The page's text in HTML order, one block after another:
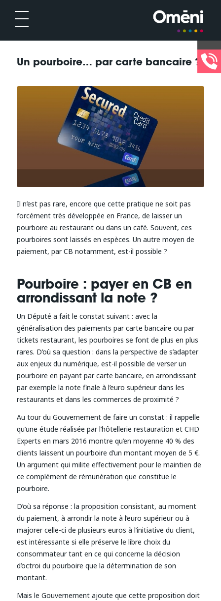
Un pourboire… par carte bancaire ?
Il n’est pas rare, encore que cette pratique ne soit pas
forcément très développée en France, de laisser un
pourboire au restaurant ou dans un café. Souvent, ces
pourboires sont laissés en espèces. Un autre moyen de
paiement, par CB notamment, est-il possible ?
Pourboire : payer en CB en
arrondissant la note ?
Un Député a fait le constat suivant : avec la
généralisation des paiements par carte bancaire ou par
tickets restaurant, les pourboires se font de plus en plus
rares. D’où sa question : dans la perspective de s’adapter
aux enjeux du numérique, est-il possible de verser un
pourboire en payant par carte bancaire, en arrondissant
par exemple la note finale à l’euro supérieur dans les
restaurants et dans les commerces de proximité ?
Au tour du Gouvernement de faire un constat : il rappelle
qu’une étude réalisée par l’hôtellerie restauration et CHD
Experts en mars 2016 montre qu’en moyenne 40 % des
clients laissent un pourboire d’un montant moyen de 5 €.
Un argument qui milite effectivement pour le maintien de
ce complément de rémunération que constitue le
pourboire.
D’où sa réponse : la proposition consistant, au moment
du paiement, à arrondir la note à l’euro supérieur ou à
majorer celle-ci de plusieurs euros à l’initiative du client,
est intéressante si elle préserve le libre choix du
consommateur tant en ce qui concerne la décision
d’octroi du pourboire que la détermination de son
montant.
Mais le Gouvernement ajoute que cette proposition doit